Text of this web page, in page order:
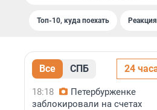
Топ-10, куда поехать
Все СПБ 24
18:18
Петербурженке
заблокировали на счетах